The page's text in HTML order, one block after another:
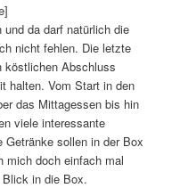
da darf natürlich die
nicht fehlen. Die letzte
köstlichen Abschluss
halten. Vom Start in den
das Mittagessen bis hin
viele interessante
Getränke sollen in der Box
mich doch einfach mal
in die Box.